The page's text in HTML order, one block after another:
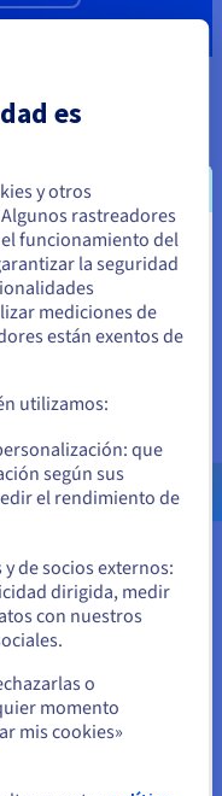
VMware
que
como en
Cloud Director.
en Estados
Unidos, deberá buscar
es
y otros
rastreadores
funcionamiento del
la seguridad
mediciones de
están exentos de
utilizamos:
que
según sus
el rendimiento de
de socios externos:
dirigida, medir
con nuestros
o
momento
mis cookies»